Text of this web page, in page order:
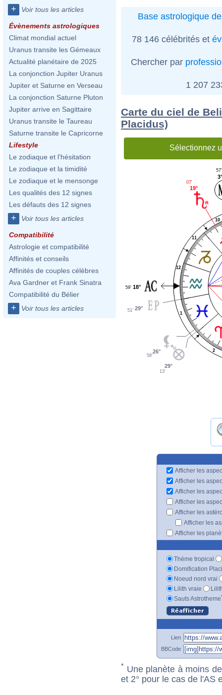
+ Voir tous les articles
Évènements astrologiques
Climat mondial actuel
Uranus transite les Gémeaux
Actualité planétaire de 2025
La conjonction Jupiter Uranus
Jupiter et Saturne en Verseau
La conjonction Saturne Pluton
Jupiter arrive en Sagittaire
Uranus transite le Taureau
Saturne transite le Capricorne
Lifestyle
Le zodiaque et l'hésitation
Le zodiaque et la timidité
Le zodiaque et le mensonge
Les qualités des 12 signes
Les défauts des 12 signes
+ Voir tous les articles
Compatibilité
Astrologie et compatibilité
Affinités et conseils
Affinités de couples célèbres
Ava Gardner et Frank Sinatra
Compatibilité du Bélier
+ Voir tous les articles
Base astrologique
78 146 célébrités et
Chercher par
1 207
Carte du ciel de
Placidus)
Sélectionnez
1
2
10
11
12
3°
57'
19°
07'
18°
59'
29°
51'
26°
58'
29°
13'
Afficher les
Afficher les
Afficher les
Afficher les
Afficher les
Afficher les
Afficher les
Thème tropical
Domification
Noeud nord vrai
Lilith vraie
Sauts Astrotheme
Lien
BBCode
* Une planète à moins
et 2° pour le cas de l'AS